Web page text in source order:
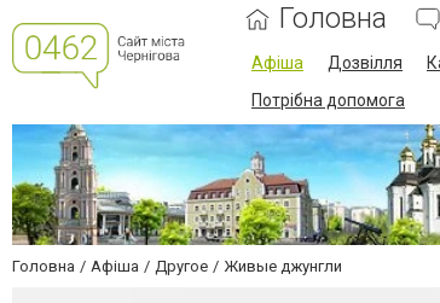
Головна
Афіша Дозвілля
Потрібна допомога
Головна Афіша Другое Живые джунгли